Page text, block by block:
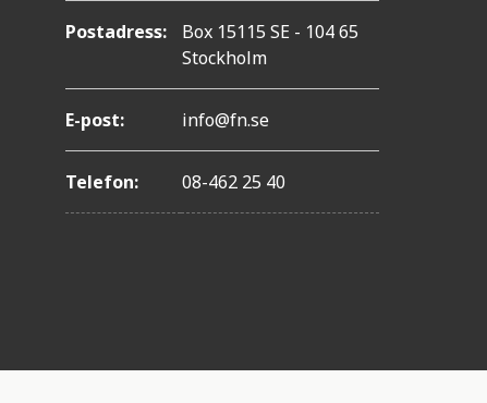
Postadress:
Box 15115 SE - 104 65
Stockholm
E-post: info@fn.se
Telefon: 08-462 25 40